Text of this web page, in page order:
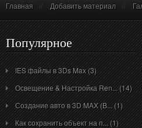
Главная Добавить материал
Популярное
IES файлы в 3Ds Max (3)
Освещение & Настройка Ren... (14)
Создание авто в 3D MAX (B... (1)
Как сохранить объект на п... (1)